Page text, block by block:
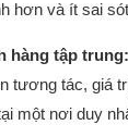
hơn và ít sai
hàng tập trung:
tương tác, giá
một nơi duy